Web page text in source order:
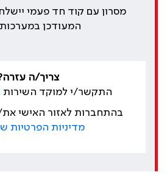
מסרון עם קוד חד פעמי
המעודכן
צריך/ה
התקשר/י למוקד השירות
בהתחברות לאזור האישי
מדיניות הפרטיות